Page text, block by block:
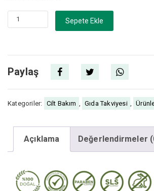
Aynı
50
adet
Sepete Ekle
Paylaş
Kategoriler: Cilt Bakım Gıda Takviyesi
Açıklama Değerlendirmeler